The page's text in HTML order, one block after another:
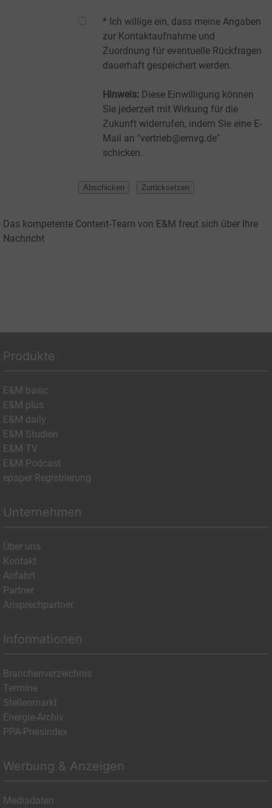
* Ich willige ein, dass meine Angaben
zur Kontaktaufnahme und
Zuordnung für eventuelle Rückfragen
dauerhaft gespeichert werden.
Hinweis: Diese Einwilligung können
Sie jederzeit mit Wirkung für die
Zukunft widerrufen, indem Sie eine E-
Mail an "vertrieb@emvg.de"
schicken.
Das kompetente Content-Team von E&M freut sich über Ihre
Nachricht
Produkte
E&M basic
E&M plus
E&M daily
E&M Studien
E&M TV
E&M Podcast
epaper Registrierung
Unternehmen
Über uns
Kontakt
Anfahrt
Partner
Ansprechpartner
Informationen
Branchenverzeichnis
Termine
Stellenmarkt
Energie-Archiv
PPA-Preisindex
Werbung & Anzeigen
Mediadaten